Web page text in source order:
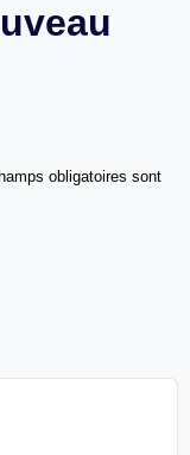
obligatoires sont